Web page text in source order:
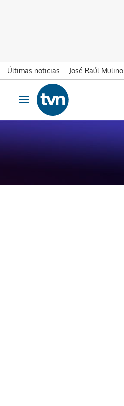
Últimas noticias José Raúl Mulino
Ir al contenido
Obrir navegació